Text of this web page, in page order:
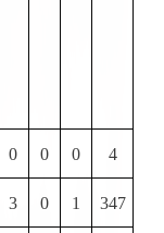
0 0 0 4
3 0 1 347